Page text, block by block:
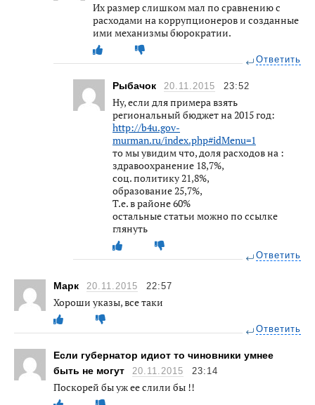
Их размер слишком мал по сравнению с
расходами на коррупционеров и созданные
ими механизмы бюрократии.
Ответить
Рыбачок 20.11.2015 23:52
Ну, если для примера взять
региональный бюджет на 2015 год:
http://b4u.gov-
murman.ru/index.php#idMenu=1
то мы увидим что, доля расходов на :
здравоохранение 18,7%,
соц. политику 21,8%,
образование 25,7%,
Т.е. в районе 60%
остальные статьи можно по ссылке
глянуть
Ответить
Марк 20.11.2015 22:57
Хороши указы, все таки
Ответить
Если губернатор идиот то чиновники умнее
быть не могут
20.11.2015 23:14
Поскорей бы уж ее слили бы !!